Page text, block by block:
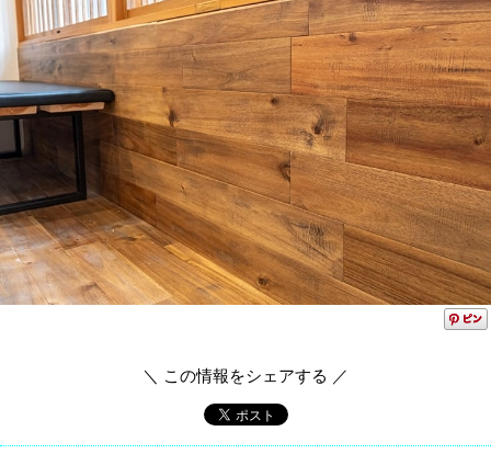
＼ この情報をシェアする ／